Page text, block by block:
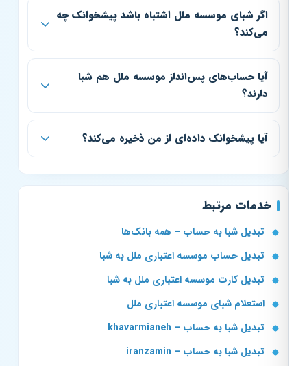
اگر شبای موسسه ملل اشتباه باشد پیشخوانک چه
می‌کند؟
آیا حساب‌های پس‌انداز موسسه ملل هم شبا
دارند؟
آیا پیشخوانک داده‌ای از من ذخیره می‌کند؟
خدمات مرتبط
تبدیل شبا به حساب – همه بانک‌ها
تبدیل حساب موسسه اعتباری ملل به شبا
تبدیل کارت موسسه اعتباری ملل به شبا
استعلام شبای موسسه اعتباری ملل
تبدیل شبا به حساب – khavarmianeh
تبدیل شبا به حساب – iranzamin